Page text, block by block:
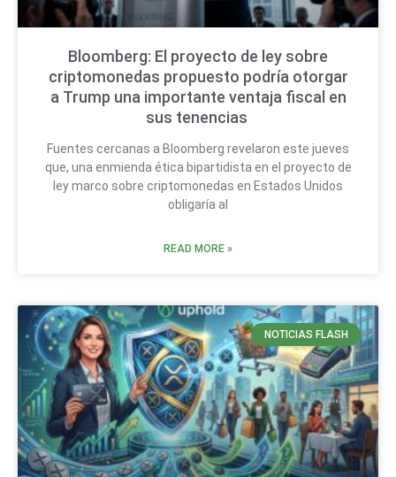
Bloomberg: El proyecto de ley sobre
criptomonedas propuesto podría otorgar
a Trump una importante ventaja fiscal en
sus tenencias
Fuentes cercanas a Bloomberg revelaron este jueves
que, una enmienda ética bipartidista en el proyecto de
ley marco sobre criptomonedas en Estados Unidos
obligaría al
READ MORE »
NOTICIAS FLASH